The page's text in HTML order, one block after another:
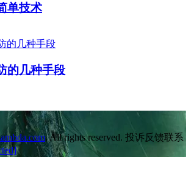
单技术
的几种手段
. All rights reserved. 投诉反馈联系